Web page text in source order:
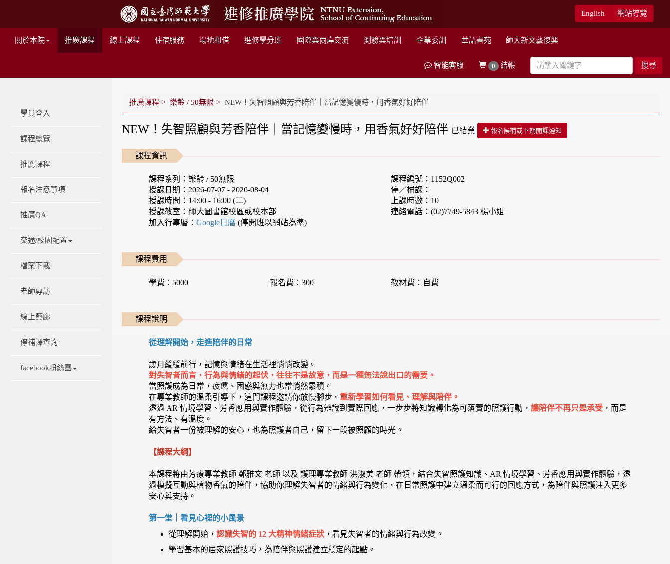
English 網站導覽
關於本院 推廣課程 線上課程 住宿服務 場地租借 進修學分班 國際與兩岸交流 測驗與培訓 企業委訓 華語書苑 師大新文藝復興
搜尋
0 結帳
智能客服
學員登入
課程總覽
推薦課程
報名注意事項
推廣QA
交通/校園配置
檔案下載
老師專訪
線上藝廊
停補課查詢
facebook粉絲團
推廣課程 樂齡 / 50無限 NEW！失智照顧與芳香陪伴｜當記憶變慢時，用香氣好好陪伴
NEW！失智照顧與芳香陪伴｜當記憶變慢時，用香氣好好陪伴 已結業 報名候補或下期開課通知
課程資訊
課程系列：樂齡 / 50無限
課程編號：1152Q002
授課日期：2026-07-07 - 2026-08-04
停／補課：
授課時間：14:00 - 16:00 (二)
上課時數：10
授課教室：師大圖書館校區或校本部
連絡電話：(02)7749-5843 楊小姐
加入行事曆：Google日曆(停開班以網站為準)
課程費用
學費：5000 報名費：300 教材費：自費
課程說明
從理解開始，走進陪伴的日常
歲月緩緩前行，記憶與情緒在生活裡悄悄改變。
對失智者而言，行為與情緒的起伏，往往不是故意，而是一種無法說出口的需要。
當照護成為日常，疲憊、困惑與無力也常悄然累積。
在專業教師的溫柔引導下，這門課程邀請你放慢腳步， 重新學習如何看見、理解與陪伴。
透過 AR 情境學習、芳香應用與實作體驗，從行為辨識到實際回應，一步步將知識轉化為可落實的照護行動，讓陪伴不再只是承受 ，而是
有方法、有溫度。
給失智者一份被理解的安心，也為照護者自己，留下一段被照顧的時光。
【課程大綱】
本課程將由芳療專業教師 鄭雅文 老師 以及 護理專業教師 洪淑美 老師 帶領，結合失智照護知識、AR 情境學習、芳香應用與實作體驗，透
過模擬互動與植物香氣的陪伴，協助你理解失智者的情緒與行為變化，在日常照護中建立溫柔而可行的回應方式，為陪伴與照護注入更多
安心與支持。
第一堂｜看見心裡的小風景
從理解開始，認識失智的 12 大精神情緒症狀 ，看見失智者的情緒與行為改變。
學習基本的居家照護技巧，為陪伴與照護建立穩定的起點。